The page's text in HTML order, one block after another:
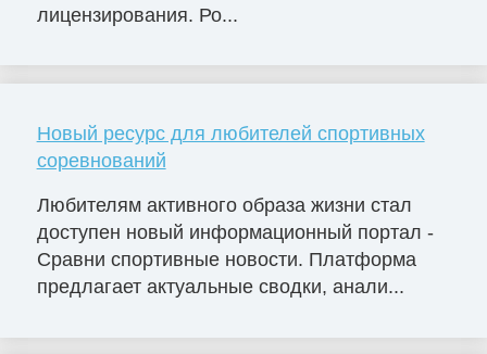
лицензирования. Ро...
Новый ресурс для любителей спортивных
соревнований
Любителям активного образа жизни стал
доступен новый информационный портал -
Сравни спортивные новости. Платформа
предлагает актуальные сводки, анали...